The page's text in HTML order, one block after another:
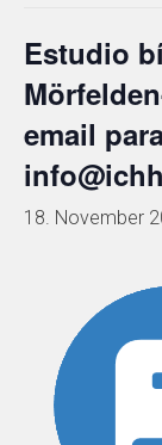
Estudio
email
18. November